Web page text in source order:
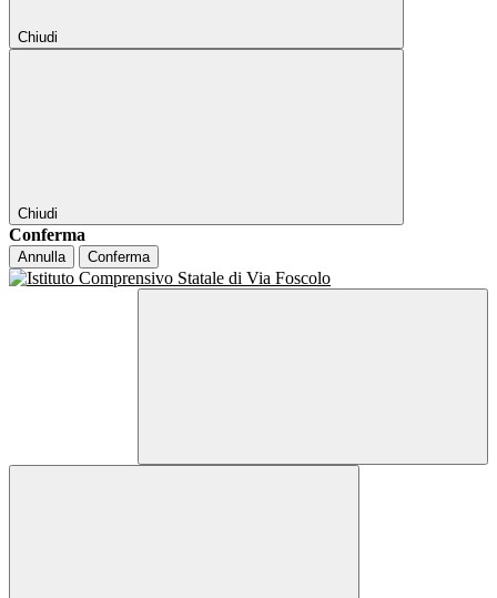
Chiudi
Chiudi
Conferma
Annulla Conferma